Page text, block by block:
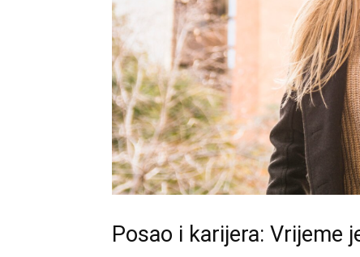
Posao i karijera: Vrijeme